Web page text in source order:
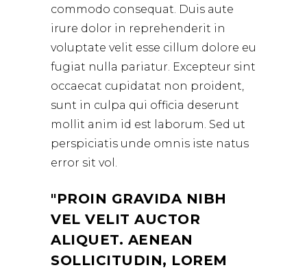
commodo consequat. Duis aute
irure dolor in reprehenderit in
voluptate velit esse cillum dolore eu
fugiat nulla pariatur. Excepteur sint
occaecat cupidatat non proident,
sunt in culpa qui officia deserunt
mollit anim id est laborum. Sed ut
perspiciatis unde omnis iste natus
error sit vol.
PROIN GRAVIDA NIBH
VEL VELIT AUCTOR
ALIQUET. AENEAN
SOLLICITUDIN, LOREM